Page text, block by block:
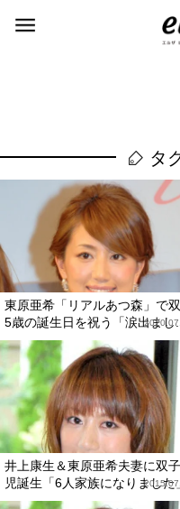
タ
東原亜希「リアルあつ森」で
5歳の誕生日を祝う「涙出まし
井上康生＆東原亜希夫妻に双
児誕生「6人家族になりました